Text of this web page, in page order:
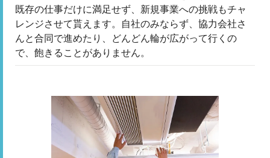
既存の仕事だけに満足せず、新規事業への挑戦もチャ
レンジさせて貰えます。自社のみならず、協力会社さ
んと合同で進めたり、どんどん輪が広がって行くの
で、飽きることがありません。